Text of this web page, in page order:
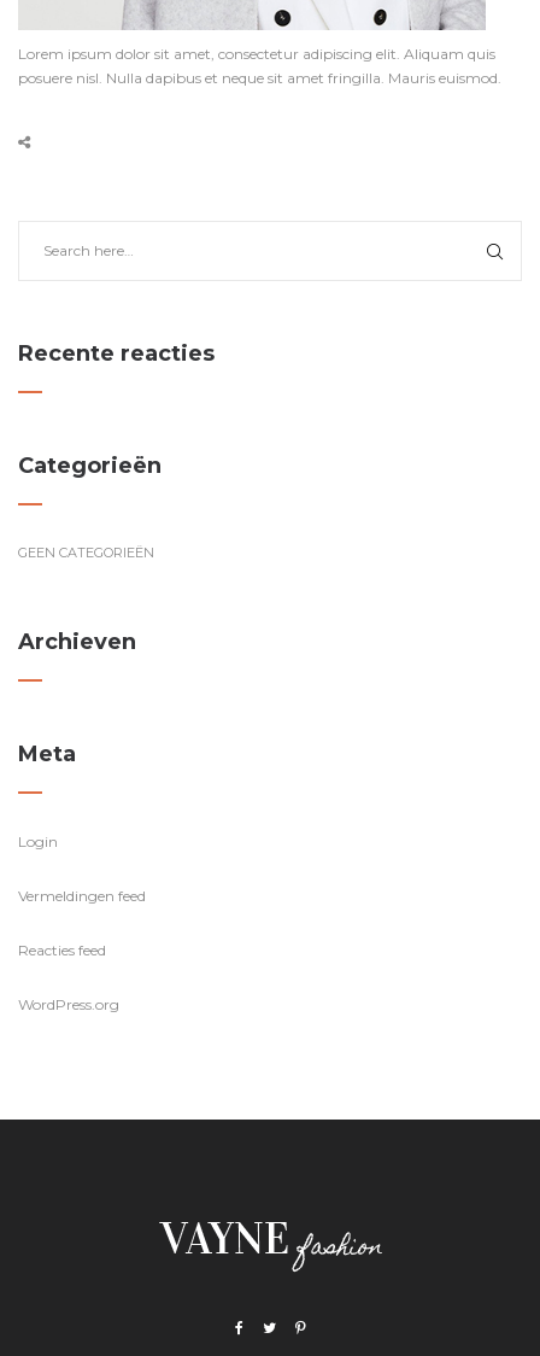
Lorem ipsum dolor sit amet, consectetur adipiscing elit. Aliquam quis
posuere nisl. Nulla dapibus et neque sit amet fringilla. Mauris euismod.
Recente reacties
Categorieën
GEEN CATEGORIEËN
Archieven
Meta
Login
Vermeldingen feed
Reacties feed
WordPress.org